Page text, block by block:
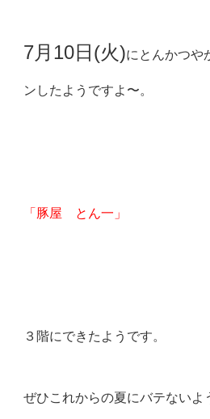
7月10日(火)にとんかつや
ンしたようですよ〜。
「豚屋 とん一」
３階にできたようです。
ぜひこれからの夏にバテないよ